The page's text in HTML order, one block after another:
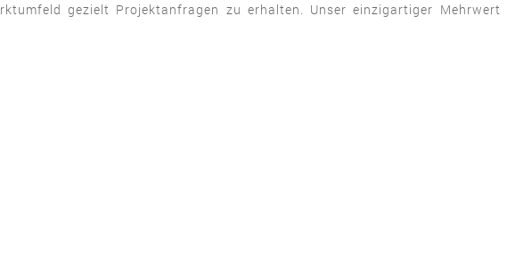
gezielt Projektanfragen zu erhalten. Unser einzigartiger